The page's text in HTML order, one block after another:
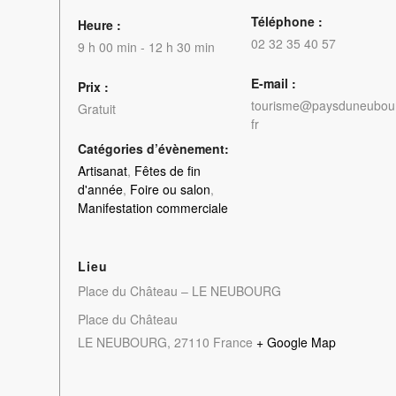
Heure :
9 h 00 min - 12 h 30 min
Prix :
Gratuit
Catégories d’évènement:
Artisanat, Fêtes de fin
d'année, Foire ou salon,
Manifestation commerciale
Téléphone :
02 32 35 40 57
E-mail :
fr
Lieu
Place du Château – LE NEUBOURG
Place du Château
LE NEUBOURG, 27110 France + Google Map